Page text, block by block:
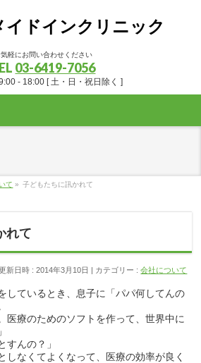
イドインクリニック
気軽にお問い合わせください
03-6419-7056
- 18:00 [ 土・日・祝日除く ]
て » 子どもたちに訊かれて
れて
新日時 : 2014年3月10日 カテゴリー :会社について
しているとき、息子に「パパ何してんの
医療のためのソフトを作って、世界中に
すんの？」
しなくてよくなって、医療の効率が良く